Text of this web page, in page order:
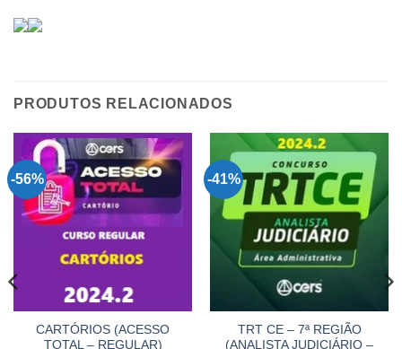
PRODUTOS RELACIONADOS
-56%
CARTÓRIOS (ACESSO
TOTAL – REGULAR)
-41%
TRT CE – 7ª REGIÃO
(ANALISTA JUDICIÁRIO –